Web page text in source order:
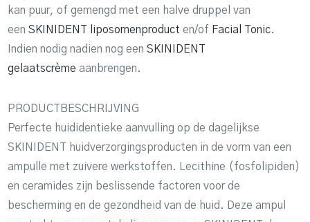
kan puur, of gemengd met een halve druppel van
een SKINIDENT liposomenproduct en/of Facial Tonic.
Indien nodig nadien nog een SKINIDENT
gelaatscrème aanbrengen.
PRODUCTBESCHRIJVING
Perfecte huididentieke aanvulling op de dagelijkse
SKINIDENT huidverzorgingsproducten in de vorm van een
ampulle met zuivere werkstoffen. Lecithine (fosfolipiden)
en ceramides zijn beslissende factoren voor de
bescherming en de gezondheid van de huid. Deze ampul